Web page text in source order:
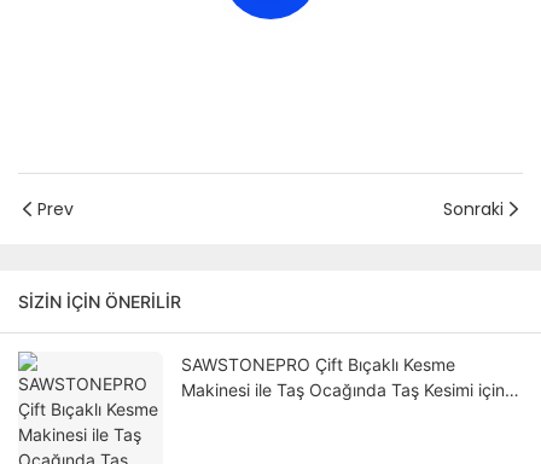
Prev Sonraki
SIZIN IÇIN ÖNERILIR
SAWSTONEPRO Çift Bıçaklı Kesme
Makinesi ile Taş Ocağında Taş Kesimi için